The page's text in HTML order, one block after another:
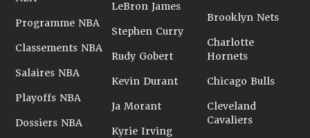
Programme NBA
Classements NBA
Salaires NBA
Playoffs NBA
Dossiers NBA
LeBron James
Stephen Curry
Rudy Gobert
Kevin Durant
Ja Morant
Kyrie Irving
Brooklyn Nets
Charlotte
Hornets
Chicago Bulls
Cleveland
Cavaliers